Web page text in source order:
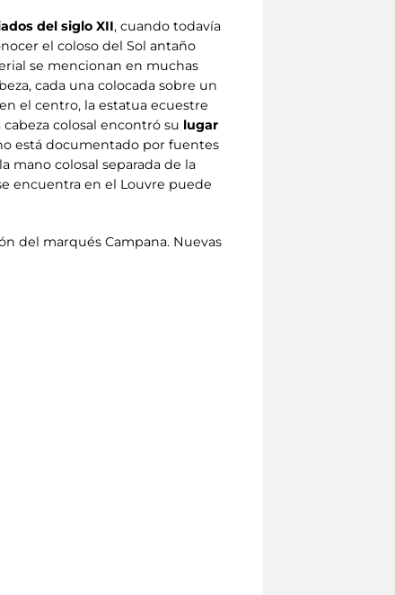
del siglo XII, cuando todavía
el coloso del Sol antaño
se mencionan en muchas
cada una colocada sobre un
el centro, la estatua ecuestre
cabeza colosal encontró su lugar
está documentado por fuentes
mano colosal separada de la
encuentra en el Louvre puede
del marqués Campana. Nuevas